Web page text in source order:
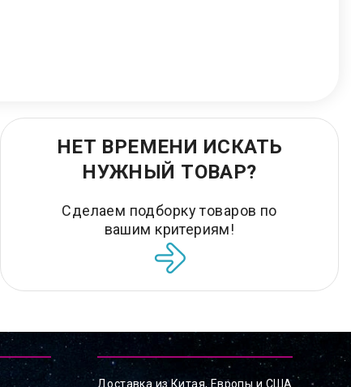
НЕТ ВРЕМЕНИ ИСКАТЬ
НУЖНЫЙ ТОВАР?
Сделаем подборку товаров по
вашим критериям!
Доставка из Китая, Европы и США